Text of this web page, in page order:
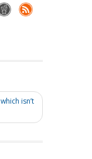
isn’t